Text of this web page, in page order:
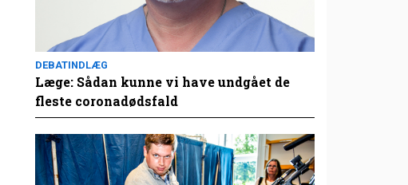
DEBATINDLÆG
Læge: Sådan kunne vi have undgået de
fleste coronadødsfald